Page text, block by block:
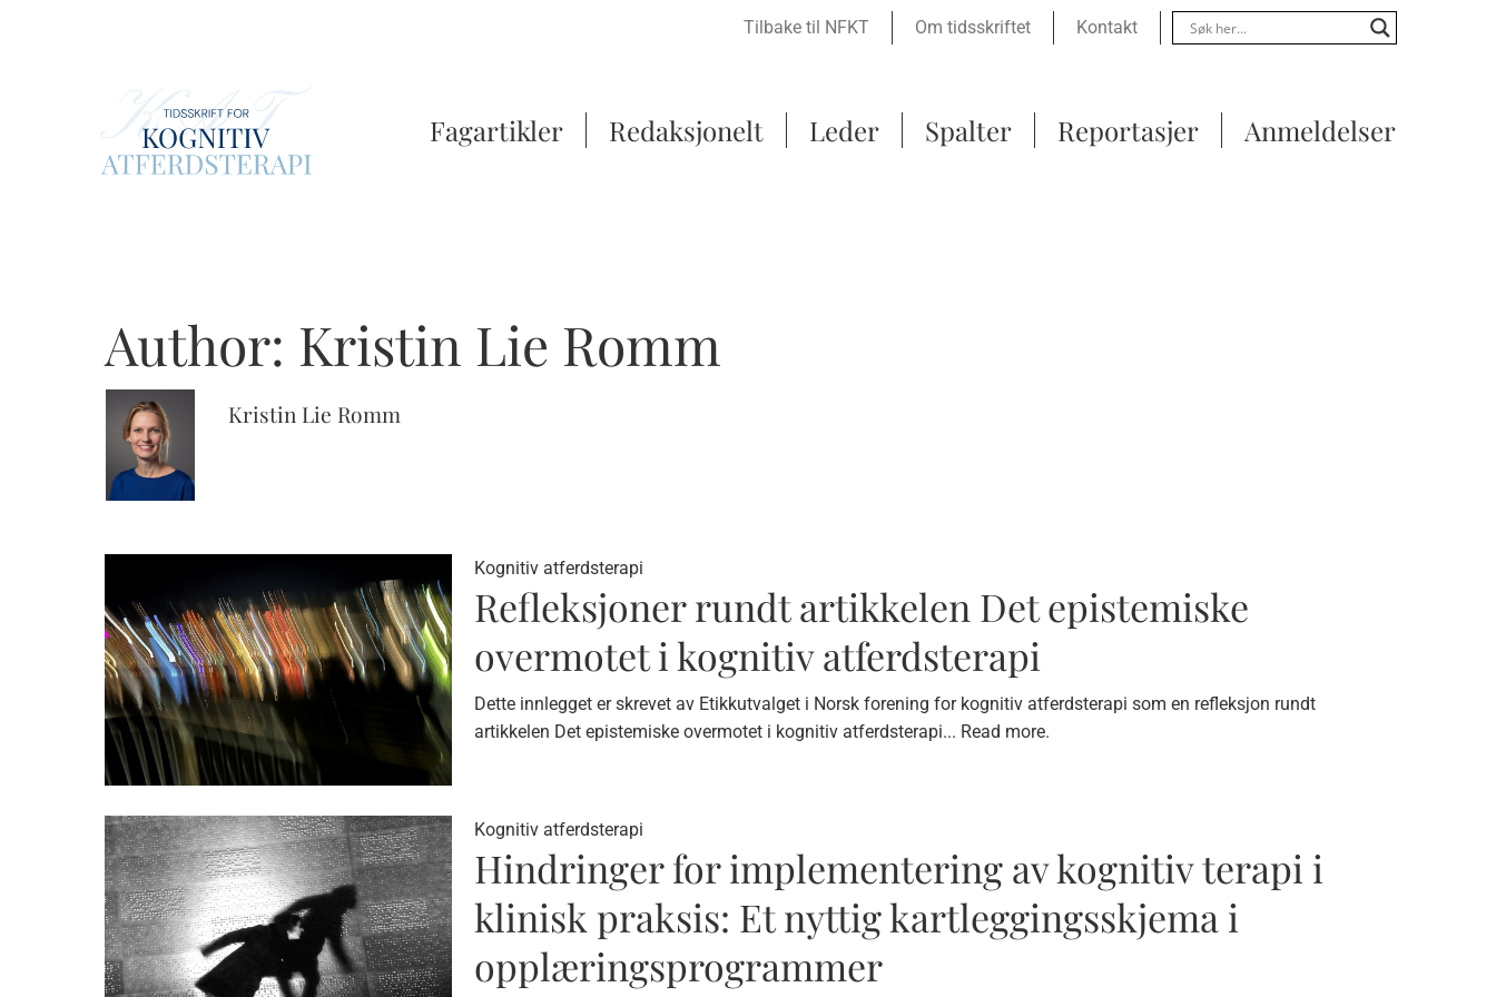
Tilbake til NFKT Om tidsskriftet Kontakt
Fagartikler Redaksjonelt Leder Spalter Reportasjer Anmeldelser
Author: Kristin Lie Romm
Kristin Lie Romm
Kognitiv atferdsterapi
Refleksjoner rundt artikkelen Det epistemiske
overmotet i kognitiv atferdsterapi
Dette innlegget er skrevet av Etikkutvalget i Norsk forening for kognitiv atferdsterapi som en refleksjon rundt
artikkelen Det epistemiske overmotet i kognitiv atferdsterapi... Read more.
Kognitiv atferdsterapi
Hindringer for implementering av kognitiv terapi i
klinisk praksis: Et nyttig kartleggingsskjema i
opplæringsprogrammer